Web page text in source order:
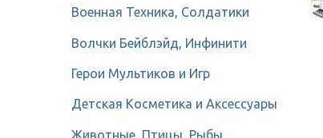
Военная Техника, Солдатики
Волчки Бейблэйд, Инфинити
Герои Мультиков и Игр
Детcкая Косметика и Аксессуары
Животные, Птицы, Рыбы